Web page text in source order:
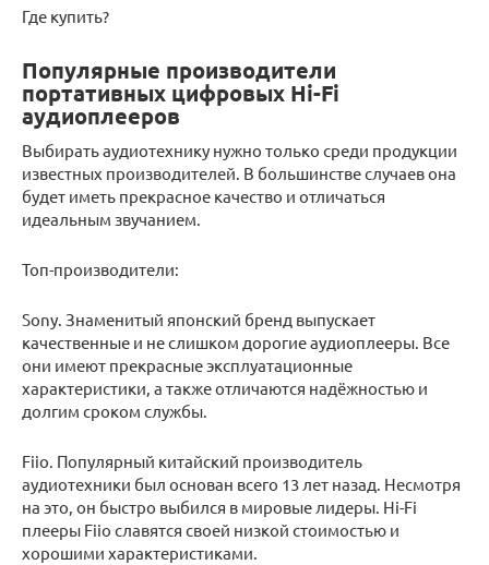
Где купить?
Популярные производители
портативных цифровых Hi-Fi
аудиоплееров
Выбирать аудиотехнику нужно только среди продукции
известных производителей. В большинстве случаев она
будет иметь прекрасное качество и отличаться
идеальным звучанием.
Топ-производители:
Sony. Знаменитый японский бренд выпускает
качественные и не слишком дорогие аудиоплееры. Все
они имеют прекрасные эксплуатационные
характеристики, а также отличаются надёжностью и
долгим сроком службы.
Fiio. Популярный китайский производитель
аудиотехники был основан всего 13 лет назад. Несмотря
на это, он быстро выбился в мировые лидеры. Hi-Fi
плееры Fiio славятся своей низкой стоимостью и
хорошими характеристиками.